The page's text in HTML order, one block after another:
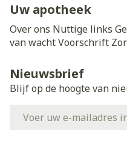
Uw apotheek
Over ons Nuttige links
van wachtVoorschrift
Nieuwsbrief
Blijf op de hoogte van